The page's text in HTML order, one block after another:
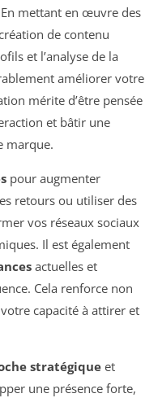
mettant en œuvre des
de contenu
et l’analyse de la
améliorer votre
mérite d’être pensée
et bâtir une
marque.
pour augmenter
retours ou utiliser des
vos réseaux sociaux
Il est également
actuelles et
Cela renforce non
capacité à attirer et
stratégiqueet
une présence forte,